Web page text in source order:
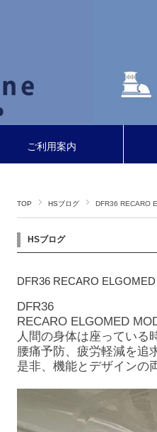
ご利用案内
TOP HSブログ DFR36 RECARO
HSブログ
DFR36 RECARO
DFR36
RECARO ELGOMED
人間の身体は座っている
腰痛予防、疲労軽減を追
是非、機能とデザインの